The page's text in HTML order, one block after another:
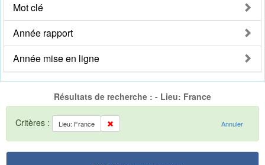
Mot clé
Année rapport
Année mise en ligne
Résultats de recherche : - Lieu: France
Critères : Lieu: France Annuler